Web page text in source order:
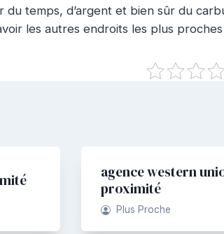
du temps, d’argent et bien sûr du
les autres endroits les plus
agence western
proximité
Plus Proche